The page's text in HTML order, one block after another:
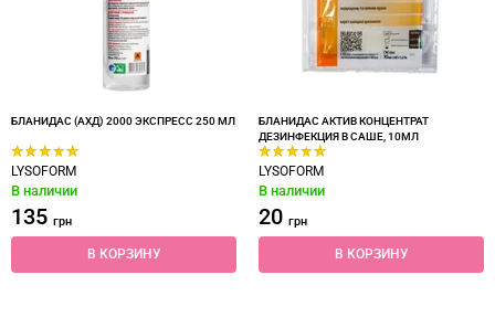
БЛАНИДАС (АХД) 2000 ЭКСПРЕСС 250 МЛ
LYSOFORM
В наличии
135 грн
В КОРЗИНУ
БЛАНИДАС АКТИВ КОНЦЕНТРАТ
ДЕЗИНФЕКЦИЯ В САШЕ, 10МЛ
LYSOFORM
В наличии
20 грн
В КОРЗИНУ